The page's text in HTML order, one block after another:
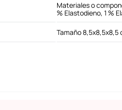
Materiales o
% Elastodieno, 1 %
Tamaño 8,5x8,5x8,5